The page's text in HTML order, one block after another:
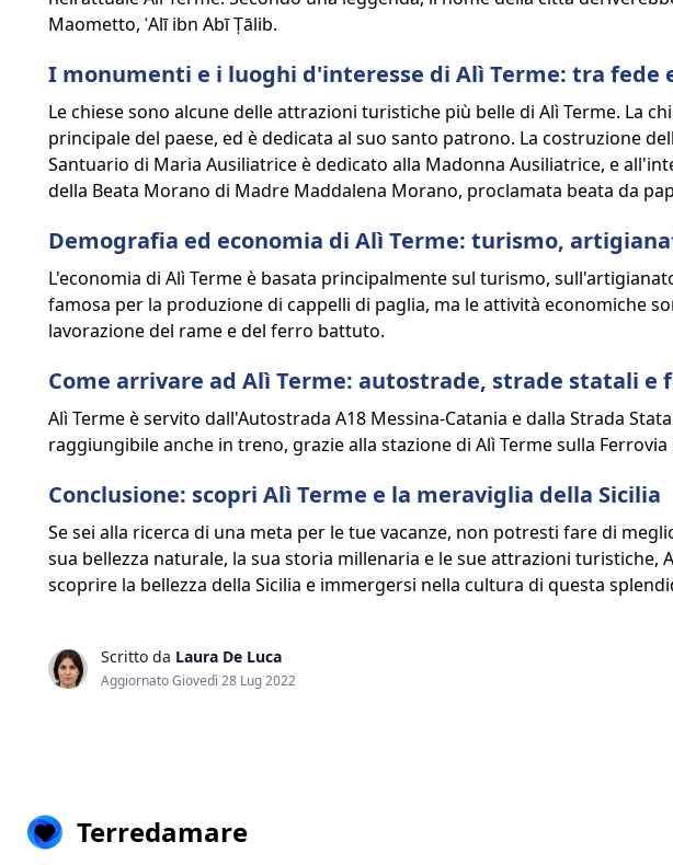
Maometto, ʿAlī ibn Abī Ṭālib.
I monumenti e i luoghi d'interesse di Alì Terme: tra fede
Le chiese sono alcune delle attrazioni turistiche più belle di Alì Terme. La
principale del paese, ed è dedicata al suo santo patrono. La costruzione
Santuario di Maria Ausiliatrice è dedicato alla Madonna Ausiliatrice, e
della Beata Morano di Madre Maddalena Morano, proclamata beata da
Demografia ed economia di Alì Terme: turismo,
L'economia di Alì Terme è basata principalmente sul turismo,
famosa per la produzione di cappelli di paglia, ma le attività economiche
lavorazione del rame e del ferro battuto.
Come arrivare ad Alì Terme: autostrade, strade statali e
Alì Terme è servito dall'Autostrada A18 Messina-Catania e dalla Strada
raggiungibile anche in treno, grazie alla stazione di Alì Terme sulla Ferrovia
Conclusione: scopri Alì Terme e la meraviglia della Sicilia
Se sei alla ricerca di una meta per le tue vacanze, non potresti fare di
sua bellezza naturale, la sua storia millenaria e le sue attrazioni turistiche,
scoprire la bellezza della Sicilia e immergersi nella cultura di questa
Scritto da Laura De Luca
Aggiornato Giovedì 28 Lug 2022
Terredamare